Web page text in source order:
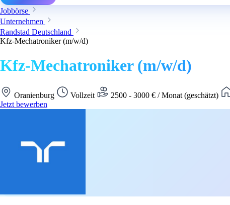
Jobbörse
Unternehmen
Randstad Deutschland
Kfz-Mechatroniker (m/w/d)
Kfz-Mechatroniker (m/w/d)
Oranienburg Vollzeit 2500 - 3000 € / Monat (geschätzt)
Jetzt bewerben